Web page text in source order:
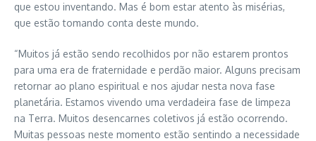
que estou inventando. Mas é bom estar atento às misérias,
que estão tomando conta deste mundo.
“Muitos já estão sendo recolhidos por não estarem prontos
para uma era de fraternidade e perdão maior. Alguns precisam
retornar ao plano espiritual e nos ajudar nesta nova fase
planetária. Estamos vivendo uma verdadeira fase de limpeza
na Terra. Muitos desencarnes coletivos já estão ocorrendo.
Muitas pessoas neste momento estão sentindo a necessidade